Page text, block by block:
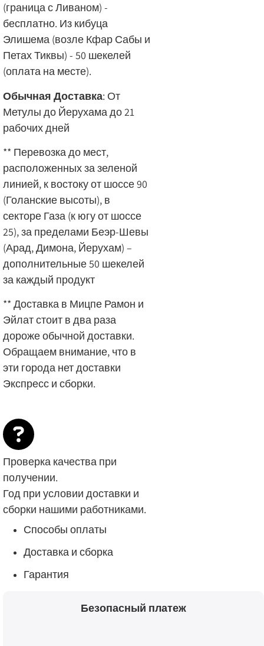
(граница с Ливаном) -
бесплатно. Из кибуца
Элишема (возле Кфар Сабы и
Петах Тиквы) - 50 шекелей
(оплата на месте).
Обычная Доставка: От
Метулы до Йерухама до 21
рабочих дней
** Перевозка до мест,
расположенных за зеленой
линией, к востоку от шоссе 90
(Голанские высоты), в
секторе Газа (к югу от шоссе
25), за пределами Беэр-Шевы
(Арад, Димона, Йерухам) –
дополнительные 50 шекелей
за каждый продукт
** Доставка в Мицпе Рамон и
Эйлат стоит в два раза
дороже обычной доставки.
Обращаем внимание, что в
эти города нет доставки
Экспресс и сборки.
Проверка качества при
получении.
Год при условии доставки и
сборки нашими работниками.
Способы оплаты
Доставка и сборка
Гарантия
Безопасный платеж